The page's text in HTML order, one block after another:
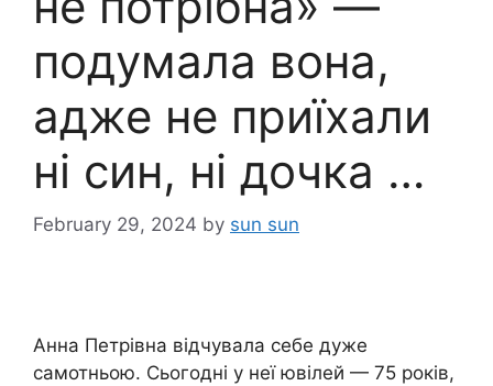
подумала вона,
адже не приїхали
ні син, ні дочка …
February 29, 2024 by sun sun
Анна Петрівна відчувала себе дуже
самотньою. Сьогодні у неї ювілей — 75 років,